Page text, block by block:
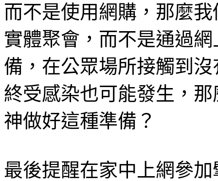
而不是使用網購，那麼
實體聚會，而不是通過
備，在公眾場所接觸到
終受感染也可能發生，
神做好這種準備？
最後提醒在家中上網參